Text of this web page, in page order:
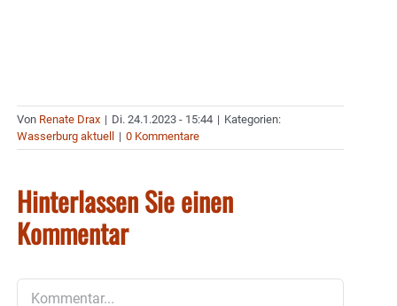
Von Renate Drax | Di. 24.1.2023 - 15:44 | Kategorien:
Wasserburg aktuell
| 0 Kommentare
Hinterlassen Sie einen
Kommentar